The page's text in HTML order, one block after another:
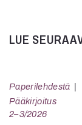
LUE
Paperilehdestä
Pääkirjoitus
2–3/2026